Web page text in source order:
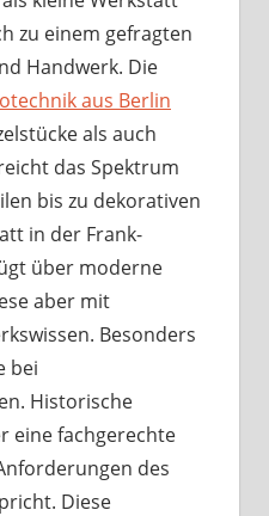
zu einem gefragten
Handwerk. Die
aus Berlin
als auch
das Spektrum
bis zu dekorativen
in der Frank-
über moderne
aber mit
Besonders
bei
Historische
eine fachgerechte
des
Diese